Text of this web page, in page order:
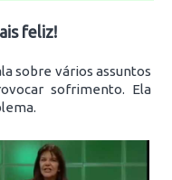
feliz!
sobre vários assuntos
sofrimento. Ela